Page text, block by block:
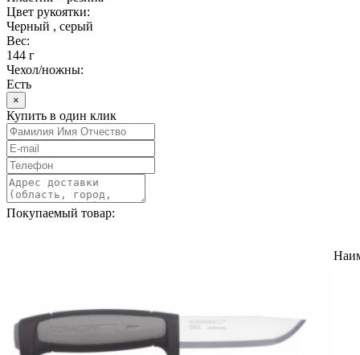
Цвет рукоятки:
Черный , серый
Вес:
144 г
Чехол/ножны:
Есть
×
Купить в один клик
Покупаемый товар: